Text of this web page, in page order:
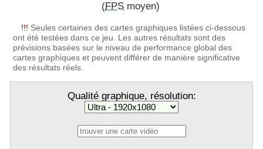
(FPS moyen)
!!! Seules certaines des cartes graphiques listées ci-dessous
ont été testées dans ce jeu. Les autres résultats sont des
prévisions basées sur le niveau de performance global des
cartes graphiques et peuvent différer de manière significative
des résultats réels.
Qualité graphique, résolution: